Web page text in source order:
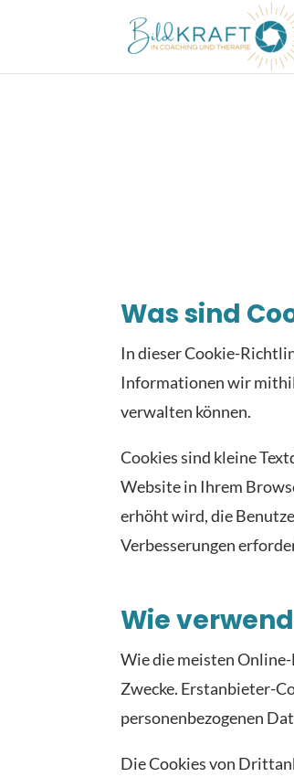
Was sind
In dieser Cookie-
Informationen wir
verwalten können.
Cookies sind kleine
Website in Ihrem
erhöht wird, die
Verbesserungen
Wie
Wie die meisten
Zwecke. Erstanbieter-
personenbezogenen
Die Cookies von